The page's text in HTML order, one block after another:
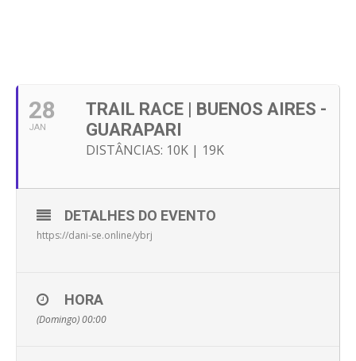
28
JAN
TRAIL RACE | BUENOS AIRES -
GUARAPARI
DISTÂNCIAS: 10K | 19K
DETALHES DO EVENTO
https://dani-se.online/ybrj
HORA
(Domingo) 00:00